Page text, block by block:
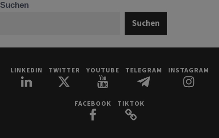
Suchen
Suchen
LINKEDIN TWITTER YOUTUBE TELEGRAM INSTAGRAM
FACEBOOK TIKTOK